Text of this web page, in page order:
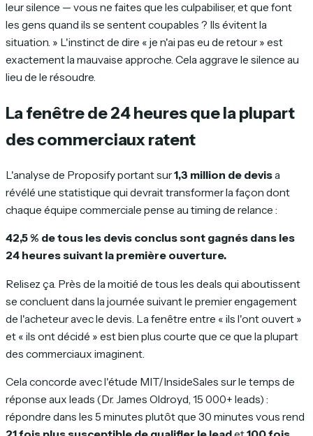
leur silence — vous ne faites que les culpabiliser, et que font
les gens quand ils se sentent coupables ? Ils évitent la
situation. » L'instinct de dire « je n'ai pas eu de retour » est
exactement la mauvaise approche. Cela aggrave le silence au
lieu de le résoudre.
La fenêtre de 24 heures que la plupart
des commerciaux ratent
L'analyse de Proposify portant sur1,3 million de devisa
révélé une statistique qui devrait transformer la façon dont
chaque équipe commerciale pense au timing de relance :
42,5 % de tous les devis conclus sont gagnés dans les
24 heures suivant la première ouverture.
Relisez ça. Près de la moitié de tous les deals qui aboutissent
se concluent dans la journée suivant le premier engagement
de l'acheteur avec le devis. La fenêtre entre « ils l'ont ouvert »
et « ils ont décidé » est bien plus courte que ce que la plupart
des commerciaux imaginent.
Cela concorde avec l'étude MIT/InsideSales sur le temps de
réponse aux leads (Dr. James Oldroyd, 15 000+ leads) :
répondre dans les 5 minutes plutôt que 30 minutes vous rend